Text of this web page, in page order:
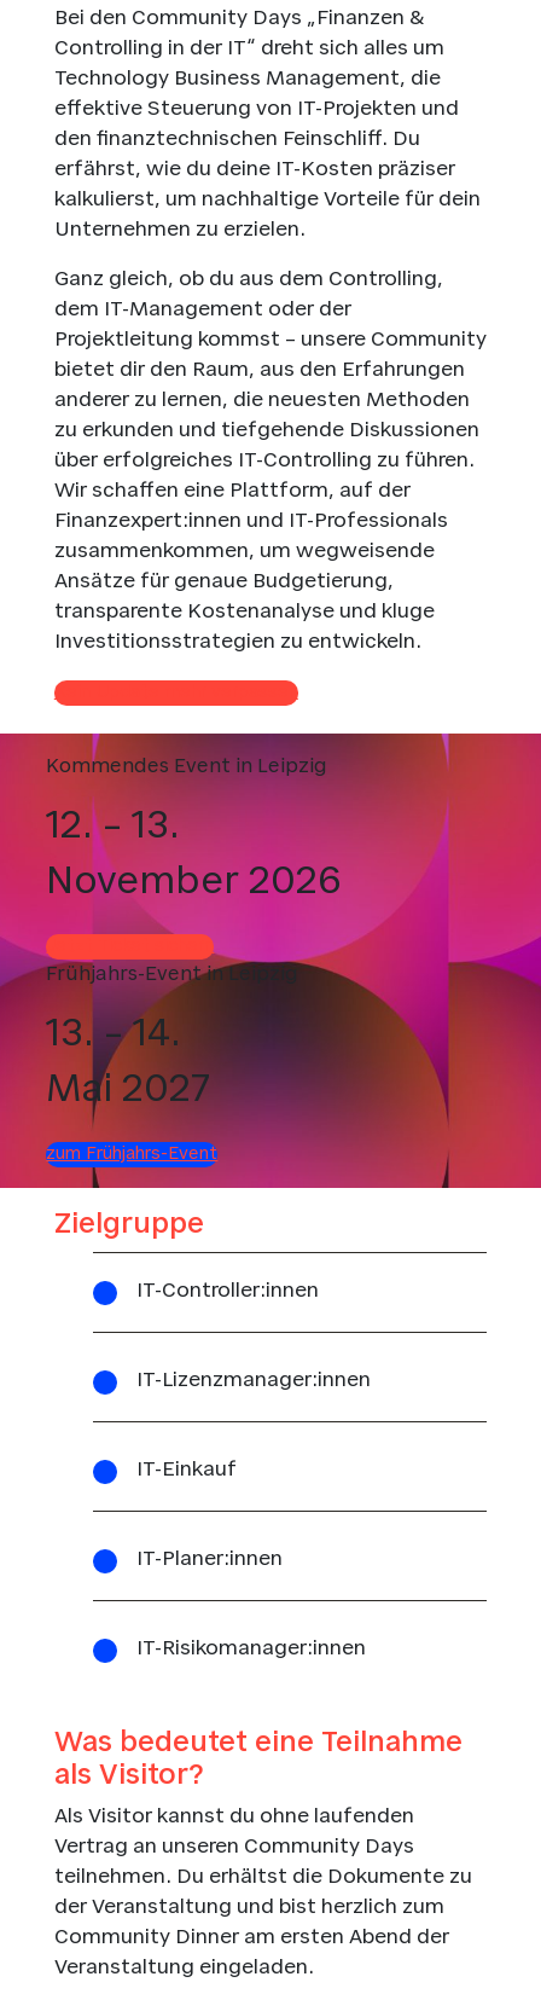
Bei den Community Days „Finanzen &
Controlling in der IT“ dreht sich alles um
Technology Business Management, die
effektive Steuerung von IT-Projekten und
den finanztechnischen Feinschliff. Du
erfährst, wie du deine IT-Kosten präziser
kalkulierst, um nachhaltige Vorteile für dein
Unternehmen zu erzielen.
Ganz gleich, ob du aus dem Controlling,
dem IT-Management oder der
Projektleitung kommst – unsere Community
bietet dir den Raum, aus den Erfahrungen
anderer zu lernen, die neuesten Methoden
zu erkunden und tiefgehende Diskussionen
über erfolgreiches IT-Controlling zu führen.
Wir schaffen eine Plattform, auf der
Finanzexpert:innen und IT-Professionals
zusammenkommen, um wegweisende
Ansätze für genaue Budgetierung,
transparente Kostenanalyse und kluge
Investitionsstrategien zu entwickeln.
Kein Update mehr verpassen
Kommendes Event in Leipzig
12. – 13.
November 2026
Jetzt Ticket sichern
Frühjahrs-Event in Leipzig
13. – 14.
Mai 2027
zum Frühjahrs-Event
Zielgruppe
IT-Controller:innen
IT-Lizenzmanager:innen
IT-Einkauf
IT-Planer:innen
IT-Risikomanager:innen
Was bedeutet eine Teilnahme
als Visitor?
Als Visitor kannst du ohne laufenden
Vertrag an unseren Community Days
teilnehmen. Du erhältst die Dokumente zu
der Veranstaltung und bist herzlich zum
Community Dinner am ersten Abend der
Veranstaltung eingeladen.